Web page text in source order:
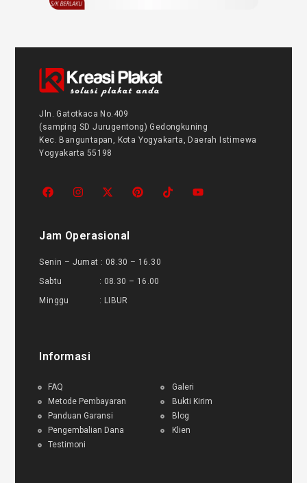
Jln. Gatotkaca No.409
(samping SD Jurugentong) Gedongkuning
Kec. Banguntapan, Kota Yogyakarta, Daerah Istimewa
Yogyakarta 55198
Jam Operasional
Senin – Jumat : 08.30 – 16.30
Sabtu : 08.30 – 16.00
Minggu : LIBUR
Informasi
FAQ
Metode Pembayaran
Panduan Garansi
Pengembalian Dana
Testimoni
Galeri
Bukti Kirim
Blog
Klien